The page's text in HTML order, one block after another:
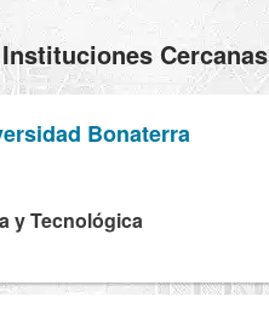
Instituciones Cercanas
Bonaterra
y Tecnológica